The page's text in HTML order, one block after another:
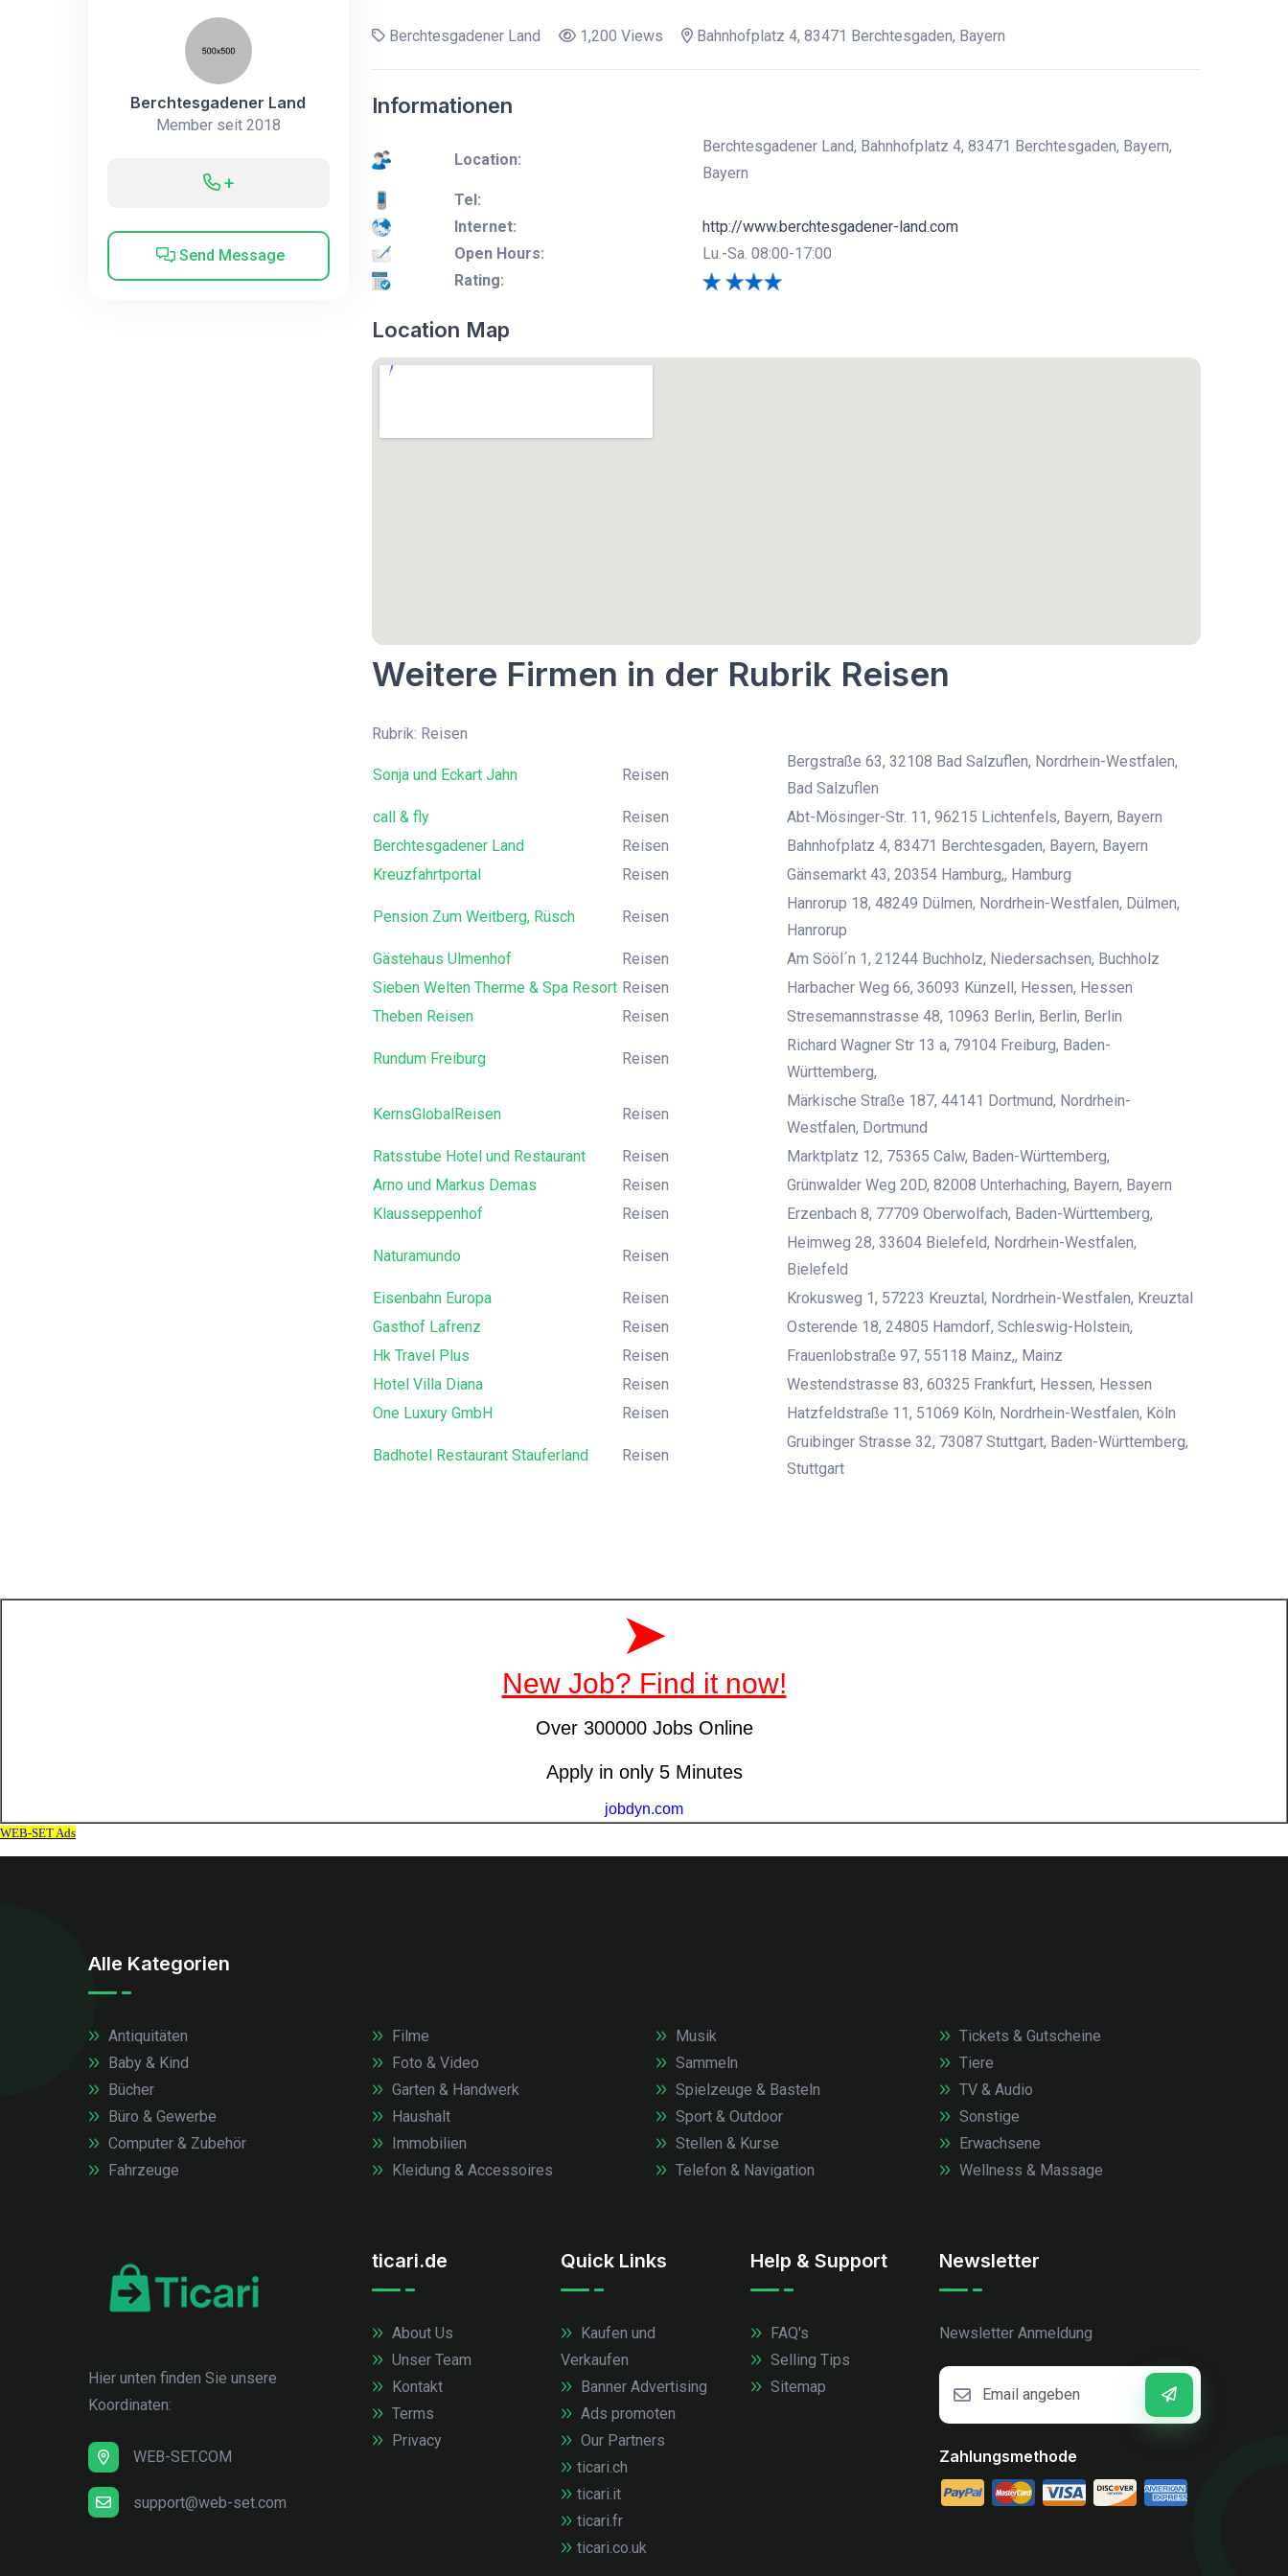
Berchtesgadener Land
Member seit 2018
+
Send Message
Berchtesgadener Land 1,200 Views Bahnhofplatz 4, 83471 Berchtesgaden, Bayern
Informationen
Location:
Berchtesgadener Land, Bahnhofplatz 4, 83471 Berchtesgaden, Bayern,
Bayern
Tel:
Internet:
http://www.berchtesgadener-land.com
Open Hours:
Lu.-Sa. 08:00-17:00
Rating:
Location Map
Weitere Firmen in der Rubrik Reisen
Rubrik: Reisen
Sonja und Eckart Jahn Reisen
Bergstraße 63, 32108 Bad Salzuflen, Nordrhein-Westfalen,
Bad Salzuflen
call & fly
Reisen
Abt-Mösinger-Str. 11, 96215 Lichtenfels, Bayern, Bayern
Berchtesgadener Land
Reisen
Bahnhofplatz 4, 83471 Berchtesgaden, Bayern, Bayern
Kreuzfahrtportal
Reisen Gänsemarkt 43, 20354 Hamburg,, Hamburg
Pension Zum Weitberg, Rüsch Reisen
Hanrorup 18, 48249 Dülmen, Nordrhein-Westfalen, Dülmen,
Hanrorup
Gästehaus Ulmenhof
Reisen
Am Sööl´n 1, 21244 Buchholz, Niedersachsen, Buchholz
Sieben Welten Therme & Spa Resort Reisen
Harbacher Weg 66, 36093 Künzell, Hessen, Hessen
Theben Reisen
Reisen Stresemannstrasse 48, 10963 Berlin, Berlin, Berlin
Rundum Freiburg Reisen
Richard Wagner Str 13 a, 79104 Freiburg, Baden-
Württemberg,
KernsGlobalReisen Reisen
Märkische Straße 187, 44141 Dortmund, Nordrhein-
Westfalen, Dortmund
Ratsstube Hotel und Restaurant
Reisen
Marktplatz 12, 75365 Calw, Baden-Württemberg,
Arno und Markus Demas
Reisen
Grünwalder Weg 20D, 82008 Unterhaching, Bayern, Bayern
Klausseppenhof
Reisen Erzenbach 8, 77709 Oberwolfach, Baden-Württemberg,
Naturamundo Reisen
Heimweg 28, 33604 Bielefeld, Nordrhein-Westfalen,
Bielefeld
Eisenbahn Europa
Reisen
Krokusweg 1, 57223 Kreuztal, Nordrhein-Westfalen, Kreuztal
Gasthof Lafrenz
Reisen
Osterende 18, 24805 Hamdorf, Schleswig-Holstein,
Hk Travel Plus
Reisen
Frauenlobstraße 97, 55118 Mainz,, Mainz
Hotel Villa Diana
Reisen
Westendstrasse 83, 60325 Frankfurt, Hessen, Hessen
One Luxury GmbH
Reisen Hatzfeldstraße 11, 51069 Köln, Nordrhein-Westfalen, Köln
Badhotel Restaurant Stauferland Reisen
Gruibinger Strasse 32, 73087 Stuttgart, Baden-Württemberg,
Stuttgart
Alle Kategorien
Antiquitäten
Baby & Kind
Bücher
Büro & Gewerbe
Computer & Zubehör
Fahrzeuge
Filme
Foto & Video
Garten & Handwerk
Haushalt
Immobilien
Kleidung & Accessoires
Musik
Sammeln
Spielzeuge & Basteln
Sport & Outdoor
Stellen & Kurse
Telefon & Navigation
Tickets & Gutscheine
Tiere
TV & Audio
Sonstige
Erwachsene
Wellness & Massage
Hier unten finden Sie unsere
Koordinaten:
WEB-SET.COM
support@web-set.com
ticari.de
About Us
Unser Team
Kontakt
Terms
Privacy
Quick Links
Kaufen und
Verkaufen
Banner Advertising
Ads promoten
Our Partners
ticari.ch
ticari.it
ticari.fr
ticari.co.uk
Help & Support
FAQ's
Selling Tips
Sitemap
Newsletter
Newsletter Anmeldung
Zahlungsmethode